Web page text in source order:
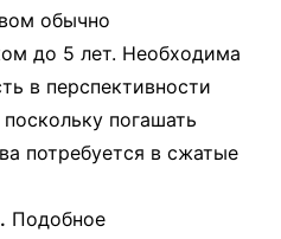
обычно
до 5 лет. Необходима
в перспективности
погашать
потребуется в сжатые
Подобное